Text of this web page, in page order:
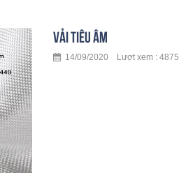
VẢI TIÊU ÂM
14/09/2020 Lượt xem : 4875